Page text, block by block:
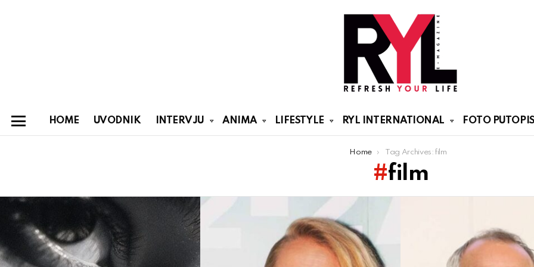
HOME UVODNIK INTERVJU ANIMA LIFESTYLE RYL INTERNATIONAL FOTO PUTOPISI
Home Tag Archives: film
film
Latest
stories